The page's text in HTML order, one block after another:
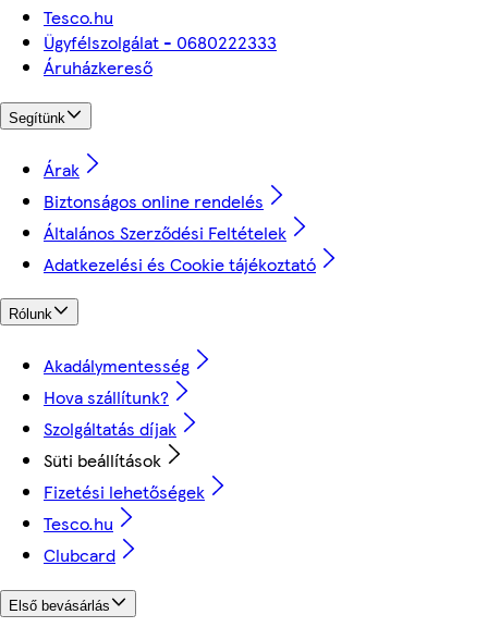
Tesco.hu
Ügyfélszolgálat - 0680222333
Áruházkereső
Segítünk
Árak
Biztonságos online rendelés
Általános Szerződési Feltételek
Adatkezelési és Cookie tájékoztató
Rólunk
Akadálymentesség
Hova szállítunk?
Szolgáltatás díjak
Süti beállítások
Fizetési lehetőségek
Tesco.hu
Clubcard
Első bevásárlás